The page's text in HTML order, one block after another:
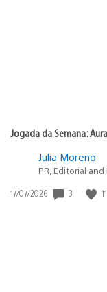
Jogada da Semana: Aura
Julia Moreno
PR, Editorial
Data
17/07/2026 3 11